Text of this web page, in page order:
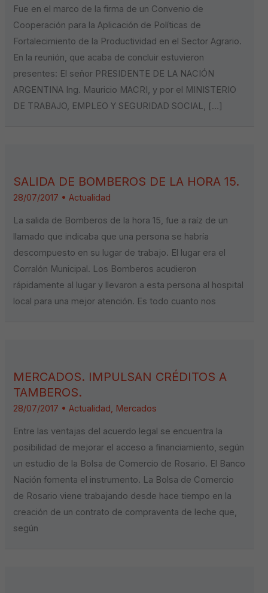
Fue en el marco de la firma de un Convenio de
Cooperación para la Aplicación de Políticas de
Fortalecimiento de la Productividad en el Sector Agrario.
En la reunión, que acaba de concluir estuvieron
presentes: El señor PRESIDENTE DE LA NACIÓN
ARGENTINA Ing. Mauricio MACRI, y por el MINISTERIO
DE TRABAJO, EMPLEO Y SEGURIDAD SOCIAL, […]
SALIDA DE BOMBEROS DE LA HORA 15.
28/07/2017 •Actualidad
La salida de Bomberos de la hora 15, fue a raíz de un
llamado que indicaba que una persona se habría
descompuesto en su lugar de trabajo. El lugar era el
Corralón Municipal. Los Bomberos acudieron
rápidamente al lugar y llevaron a esta persona al hospital
local para una mejor atención. Es todo cuanto nos
MERCADOS. IMPULSAN CRÉDITOS A
TAMBEROS.
28/07/2017 •Actualidad, Mercados
Entre las ventajas del acuerdo legal se encuentra la
posibilidad de mejorar el acceso a financiamiento, según
un estudio de la Bolsa de Comercio de Rosario. El Banco
Nación fomenta el instrumento. La Bolsa de Comercio
de Rosario viene trabajando desde hace tiempo en la
creación de un contrato de compraventa de leche que,
según